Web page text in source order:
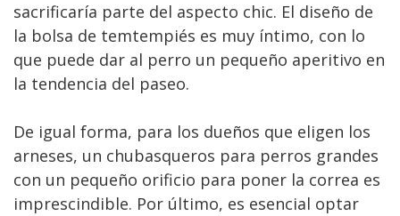
sacrificaría parte del aspecto chic. El diseño de
la bolsa de temtempiés es muy íntimo, con lo
que puede dar al perro un pequeño aperitivo en
la tendencia del paseo.
De igual forma, para los dueños que eligen los
arneses, un chubasqueros para perros grandes
con un pequeño orificio para poner la correa es
imprescindible. Por último, es esencial optar